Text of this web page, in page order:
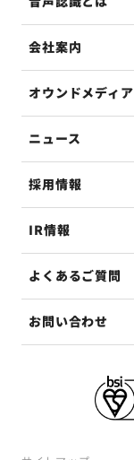
会社案内
オウンドメディア
ニュース
採用情報
IR情報
よくあるご質問
お問い合わせ